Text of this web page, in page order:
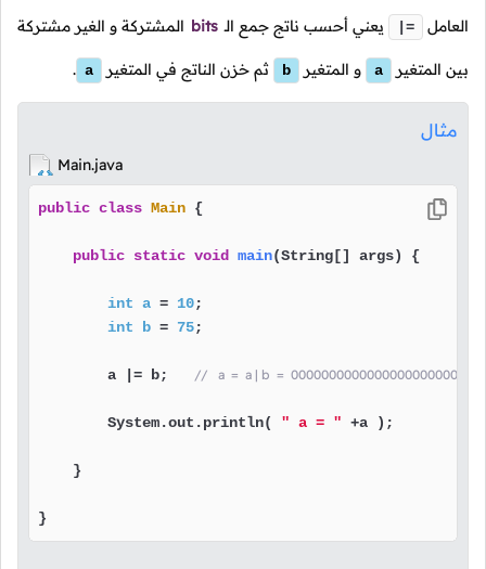
العامل |= يعني أحسب ناتج جمع الـ bits المشتركة و الغير مشتركة
بين المتغير a و المتغير b ثم خزن الناتج في المتغير a
.
مثال
Main.java
public class Main {
public static void main(String[] args) {
int a = 10;
int
b = 75;
        a |= b;
//   a  =  a | b  =
        System.out.println(
" a = " +a );
    }
}